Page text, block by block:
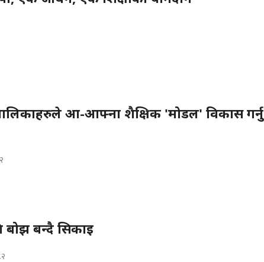
आ-आफ्ना शैक्षिक 'मोडल' विकास गर्नु
बोझ बन्दै सिकाइ